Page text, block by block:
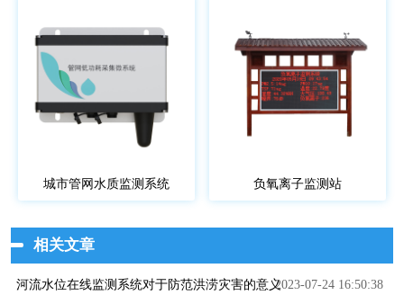
城市管网水质监测系统 负氧离子监测站
相关文章
河流水位在线监测系统对于防范洪涝灾害的意义2023-07-24 16:50:38